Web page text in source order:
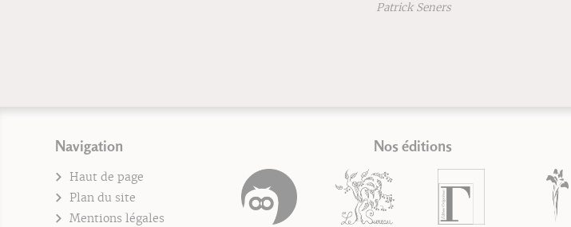
Patrick Seners
Navigation
Haut de page
Plan du site
Mentions légales
Nos éditions